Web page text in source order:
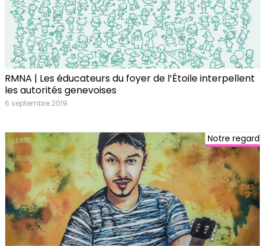
RMNA | Les éducateurs du foyer de l’Étoile interpellent
les autorités genevoises
6 septembre 2019
Notre regard